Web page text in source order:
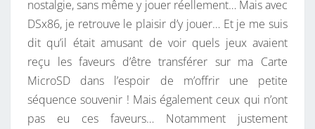
nostalgie, sans même y jouer réellement… Mais avec
DSx86, je retrouve le plaisir d’y jouer… Et je me suis
dit qu’il était amusant de voir quels jeux avaient
reçu les faveurs d’être transférer sur ma Carte
MicroSD dans l’espoir de m’offrir une petite
séquence souvenir ! Mais également ceux qui n’ont
pas eu ces faveurs… Notamment justement